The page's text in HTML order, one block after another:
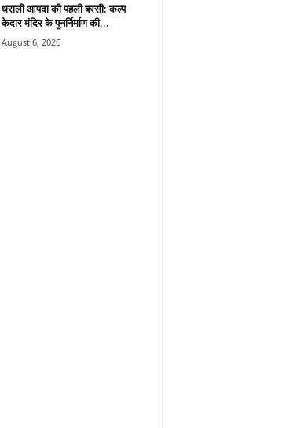
धराली आपदा की पहली बरसी: कल्प
केदार मंदिर के पुनर्निर्माण की...
August 6, 2026